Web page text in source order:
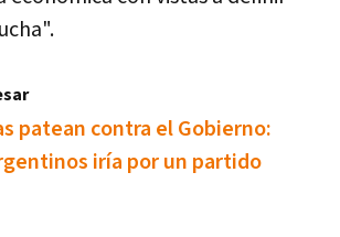
patean contra el Gobierno:
iría por un partido